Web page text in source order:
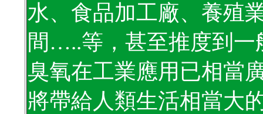
水、食品加工廠、養殖
間 …..等，甚至推度到
臭氧在工業應用已相當
將帶給人類生活相當大